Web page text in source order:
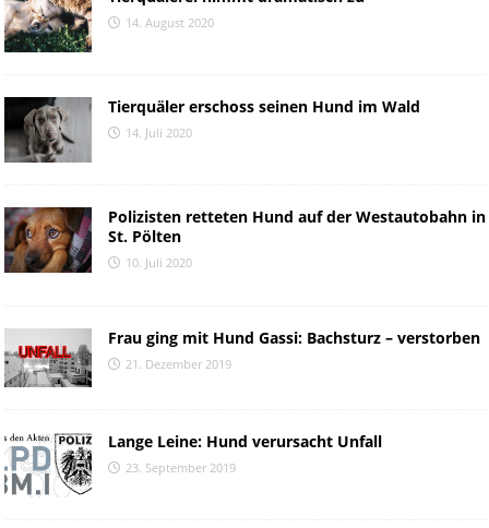
14. August 2020
Tierquäler erschoss seinen Hund im Wald
14. Juli 2020
Polizisten retteten Hund auf der Westautobahn in
St. Pölten
10. Juli 2020
Frau ging mit Hund Gassi: Bachsturz – verstorben
21. Dezember 2019
Lange Leine: Hund verursacht Unfall
23. September 2019